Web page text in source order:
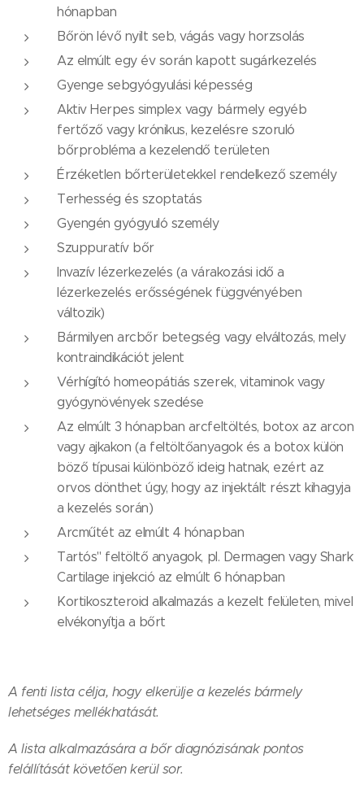
hónapban
Bőrön lévő nyilt seb, vágás vagy horzsolás
Az elmúlt egy év során kapott sugárkezelés
Gyenge sebgyógyulási képesség
Aktiv Herpes simplex vagy bármely egyéb
fertőző vagy krónikus, kezelésre szoruló
bőrprobléma a kezelendő területen
Érzéketlen bőrterületekkel rendelkező személy
Terhesség és szoptatás
Gyengén gyógyuló személy
Szuppuratív bőr
Invazív lézerkezelés (a várakozási idő a
lézerkezelés erősségének függvényében
változik)
Bármilyen arcbőr betegség vagy elváltozás, mely
kontraindikációt jelent
Vérhígító homeopátiás szerek, vitaminok vagy
gyógynövények szedése
Az elmúlt 3 hónapban arcfeltöltés, botox az arcon
vagy ajkakon (a feltöltőanyagok és a botox külön
böző típusai különböző ideig hatnak, ezért az
orvos dönthet úgy, hogy az injektált részt kihagyja
a kezelés során)
Arcműtét az elmúlt 4 hónapban
Tartós" feltöltő anyagok, pl. Dermagen vagy Shark
Cartilage injekció az elmúlt 6 hónapban
Kortikoszteroid alkalmazás a kezelt felületen, mivel
elvékonyítja a bőrt
A fenti lista célja, hogy elkerülje a kezelés bármely
lehetséges mellékhatását.
A lista alkalmazására a bőr diagnózisának pontos
felállítását követően kerül sor.